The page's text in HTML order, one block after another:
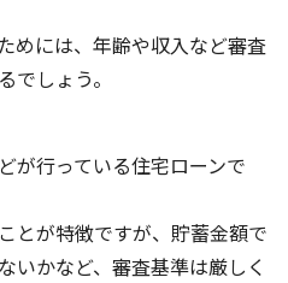
めには、年齢や収入など審査
でしょう。
が行っている住宅ローンで
とが特徴ですが、貯蓄金額で
いかなど、審査基準は厳しく